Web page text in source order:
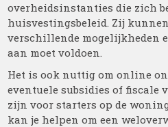
overheidsinstanties die zich
huisvestingsbeleid. Zij
verschillende mogelijkheden
aan moet voldoen.
Het is ook nuttig om online
eventuele subsidies of fiscale
zijn voor starters op de
kan je helpen om een